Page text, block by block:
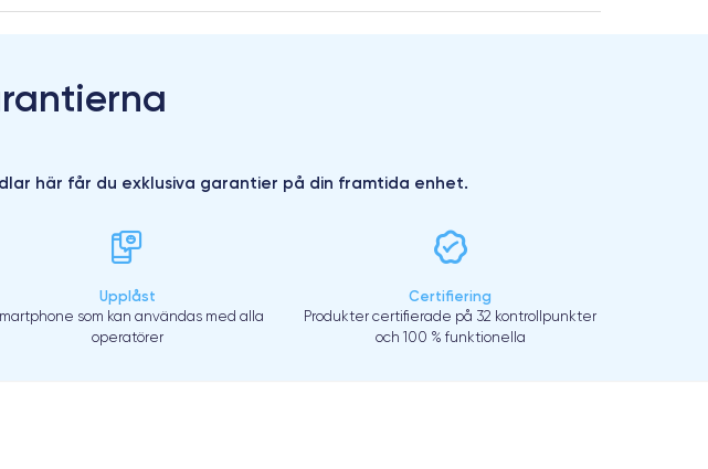
här får du exklusiva garantier på din framtida enhet.
Upplåst
som kan användas med alla
operatörer
Certifiering
Produkter certifierade på 32 kontrollpunkter
och 100 % funktionella